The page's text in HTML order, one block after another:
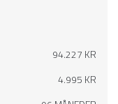
94.227 KR
4.995 KR